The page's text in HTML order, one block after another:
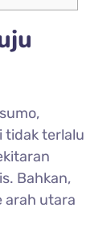
tidak terlalu
Bahkan,
arah utara